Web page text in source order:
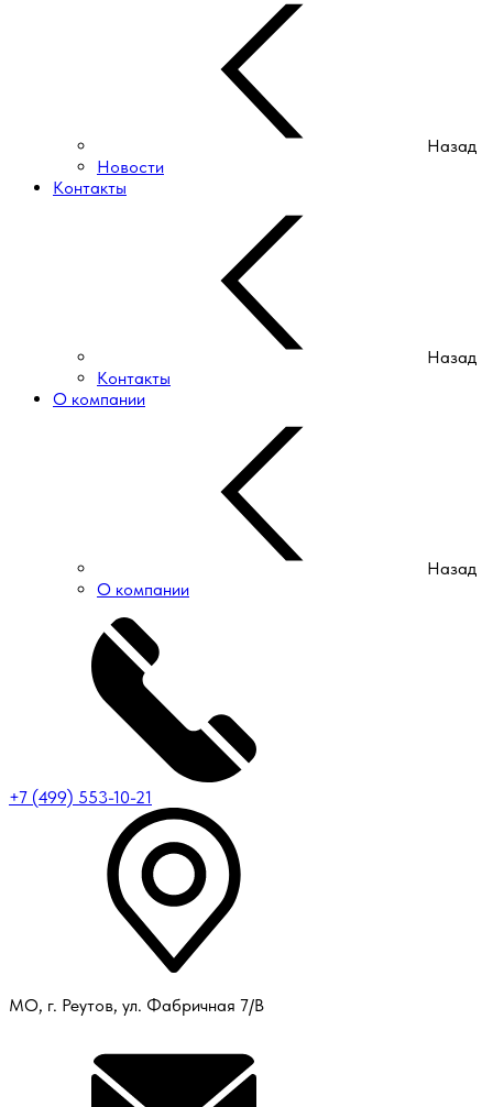
Назад
Новости
Контакты
Назад
Контакты
О компании
Назад
О компании
+7 (499) 553-10-21
МО, г. Реутов, ул. Фабричная 7/В